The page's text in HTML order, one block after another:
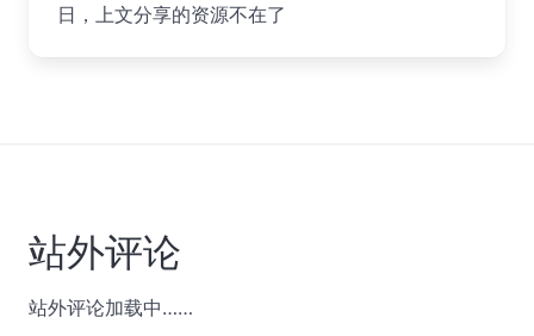
日，上文分享的资源不在了
站外评论
站外评论加载中……